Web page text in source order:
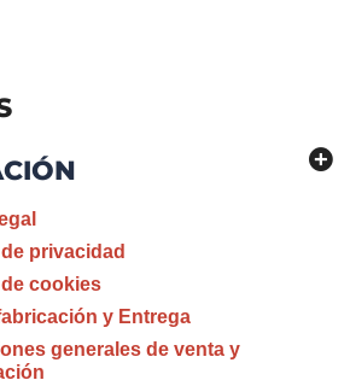
privacidad
cookies
y Entrega
generales de venta y